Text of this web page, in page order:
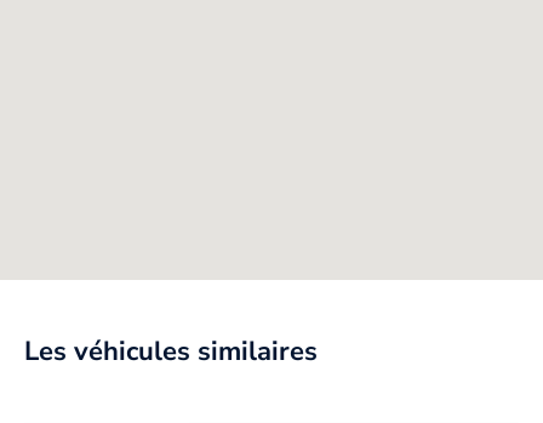
Les véhicules similaires